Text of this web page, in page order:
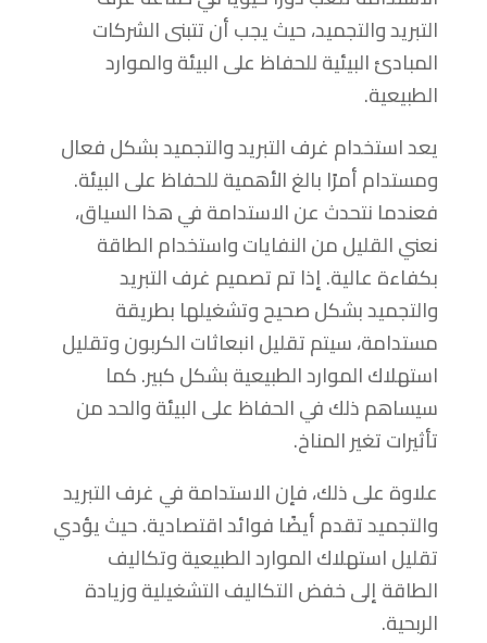
التبريد والتجميد، حيث يجب أن تتبنى الشركات
المبادئ البيئية للحفاظ على البيئة والموارد
الطبيعية.
يعد استخدام غرف التبريد والتجميد بشكل فعال
ومستدام أمرًا بالغ الأهمية للحفاظ على البيئة.
فعندما نتحدث عن الاستدامة في هذا السياق،
نعني القليل من النفايات واستخدام الطاقة
بكفاءة عالية. إذا تم تصميم غرف التبريد
والتجميد بشكل صحيح وتشغيلها بطريقة
مستدامة، سيتم تقليل انبعاثات الكربون وتقليل
استهلاك الموارد الطبيعية بشكل كبير. كما
سيساهم ذلك في الحفاظ على البيئة والحد من
تأثيرات تغير المناخ.
علاوة على ذلك، فإن الاستدامة في غرف التبريد
والتجميد تقدم أيضًا فوائد اقتصادية. حيث يؤدي
تقليل استهلاك الموارد الطبيعية وتكاليف
الطاقة إلى خفض التكاليف التشغيلية وزيادة
الربحية.